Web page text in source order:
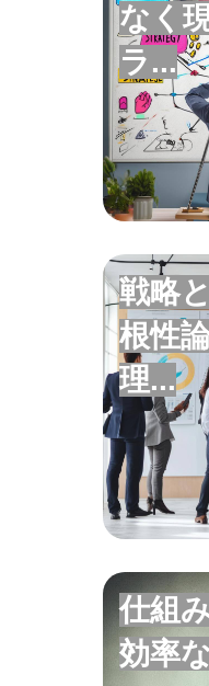
なく
ラ...
小規模組
られてい
すべき戦
戦略
根性
理...
戦略があ
くては効
だけの
仕組
効率
営業とマ